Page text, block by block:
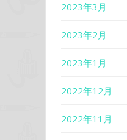
2023年3月
2023年2月
2023年1月
2022年12月
2022年11月